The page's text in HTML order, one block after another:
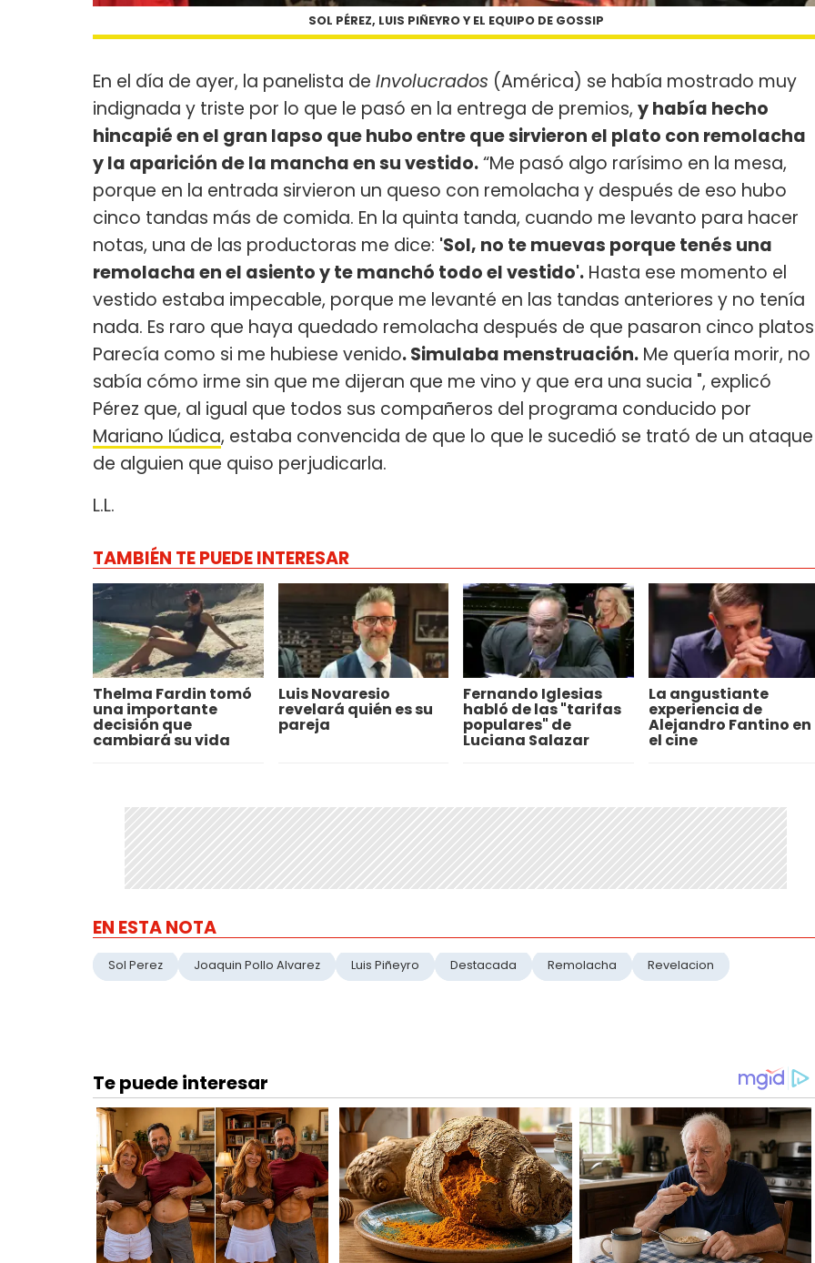
SOL PÉREZ, LUIS PIÑEYRO Y EL EQUIPO DE GOSSIP
En el día de ayer, la panelista de Involucrados (América) se había mostrado muy
indignada y triste por lo que le pasó en la entrega de premios, y había hecho
hincapié en el gran lapso que hubo entre que sirvieron el plato con remolacha
y la aparición de la mancha en su vestido.“Me pasó algo rarísimo en la mesa,
porque en la entrada sirvieron un queso con remolacha y después de eso hubo
cinco tandas más de comida. En la quinta tanda, cuando me levanto para hacer
notas, una de las productoras me dice: 'Sol, no te muevas porque tenés una
remolacha en el asiento y te manchó todo el vestido'. Hasta ese momento el
vestido estaba impecable, porque me levanté en las tandas anteriores y no tenía
nada. Es raro que haya quedado remolacha después de que pasaron cinco
Parecía como si me hubiese venido. Simulaba menstruación. Me quería morir, no
sabía cómo irme sin que me dijeran que me vino y que era una sucia ", explicó
Pérez que, al igual que todos sus compañeros del programa conducido por
Mariano Iúdica, estaba convencida de que lo que le sucedió se trató de un ataque
de alguien que quiso perjudicarla.
L.L.
TAMBIÉN TE PUEDE INTERESAR
Thelma Fardin tomó
una importante
decisión que
cambiará su vida
Luis Novaresio
revelará quién es su
pareja
Fernando Iglesias
habló de las "tarifas
populares" de
Luciana Salazar
La angustiante
experiencia de
Alejandro Fantino en
el cine
EN ESTA NOTA
Sol Perez Joaquin Pollo Alvarez Luis Piñeyro Destacada Remolacha Revelacion